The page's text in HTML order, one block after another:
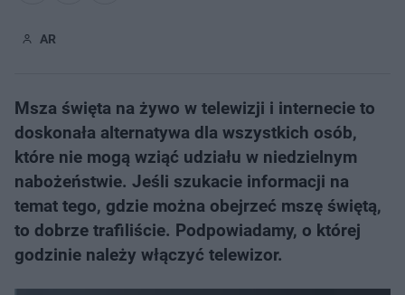
AR
Msza święta na żywo w telewizji i internecie to
doskonała alternatywa dla wszystkich osób,
które nie mogą wziąć udziału w niedzielnym
nabożeństwie. Jeśli szukacie informacji na
temat tego, gdzie można obejrzeć mszę świętą,
to dobrze trafiliście. Podpowiadamy, o której
godzinie należy włączyć telewizor.